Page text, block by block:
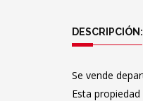
DESCRIPCIÓN:
Se vende
Esta